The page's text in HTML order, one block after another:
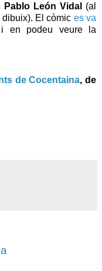
Pablo León Vidal
(al
dibuix). El còmic es va
en podeu veure la
de Cocentaina,de